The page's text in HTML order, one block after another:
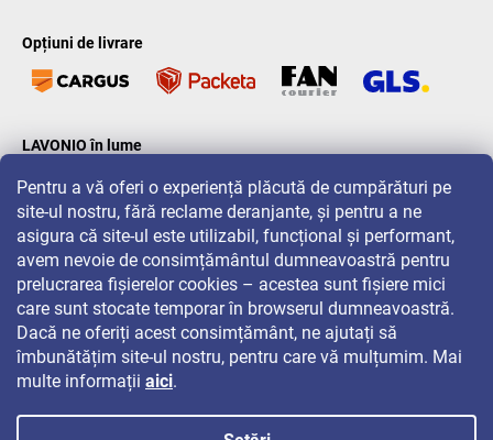
Pentru a vă oferi o experiență plăcută de cumpărături pe
site-ul nostru, fără reclame deranjante, și pentru a ne
asigura că site-ul este utilizabil, funcțional și performant,
avem nevoie de consimțământul dumneavoastră pentru
prelucrarea fișierelor cookies – acestea sunt fișiere mici
care sunt stocate temporar în browserul dumneavoastră.
Dacă ne oferiți acest consimțământ, ne ajutați să
îmbunătățim site-ul nostru, pentru care vă mulțumim. Mai
multe informații aici.
Opțiuni de livrare
LAVONIO în lume
Pentru promoții, concursuri și reduceri, urmăriți-ne pe: